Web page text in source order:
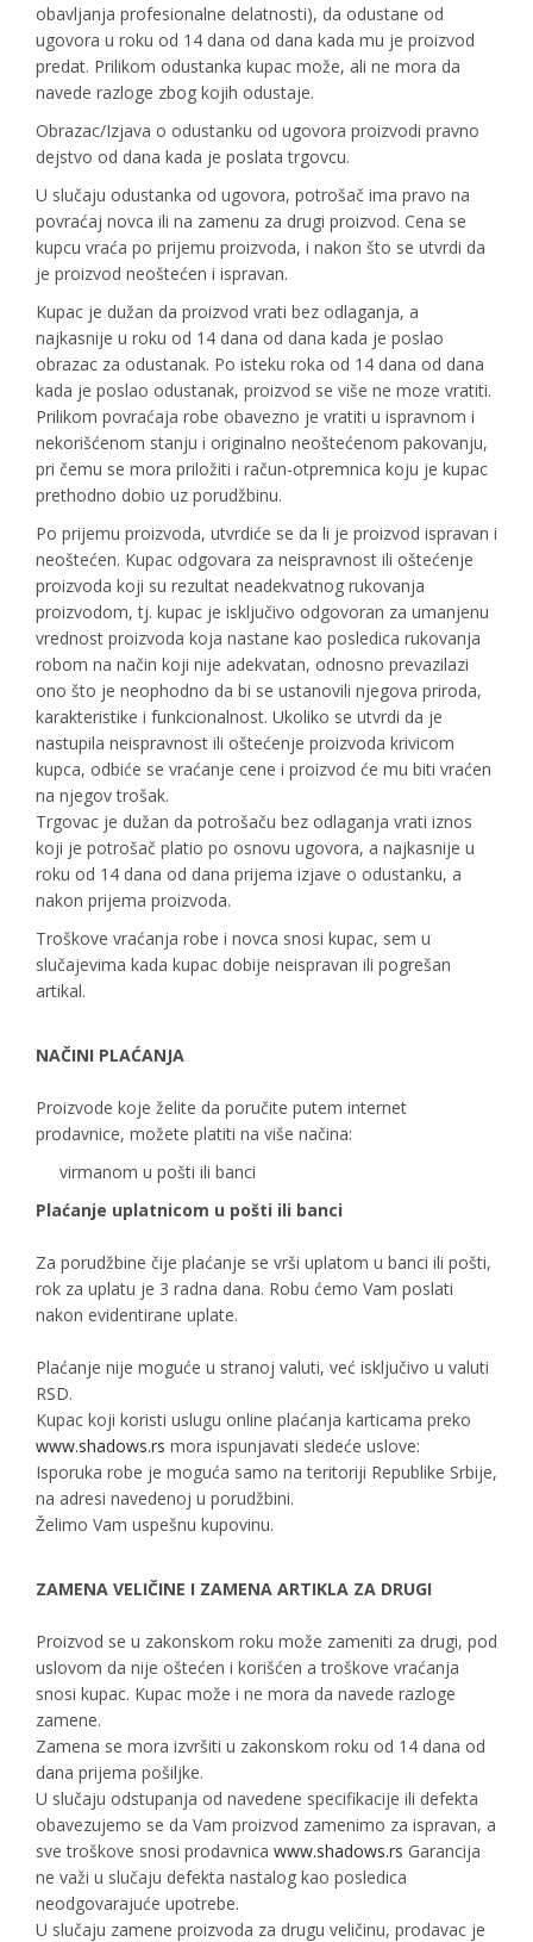
obavljanja profesionalne delatnosti), da odustane od
ugovora u roku od 14 dana od dana kada mu je proizvod
predat. Prilikom odustanka kupac može, ali ne mora da
navede razloge zbog kojih odustaje.
Obrazac/Izjava o odustanku od ugovora proizvodi pravno
dejstvo od dana kada je poslata trgovcu.
U slučaju odustanka od ugovora, potrošač ima pravo na
povraćaj novca ili na zamenu za drugi proizvod. Cena se
kupcu vraća po prijemu proizvoda, i nakon što se utvrdi da
je proizvod neoštećen i ispravan.
Kupac je dužan da proizvod vrati bez odlaganja, a
najkasnije u roku od 14 dana od dana kada je poslao
obrazac za odustanak. Po isteku roka od 14 dana od dana
kada je poslao odustanak, proizvod se više ne moze vratiti.
Prilikom povraćaja robe obavezno je vratiti u ispravnom i
nekorišćenom stanju i originalno neoštećenom pakovanju,
pri čemu se mora priložiti i račun-otpremnica koju je kupac
prethodno dobio uz porudžbinu.
Po prijemu proizvoda, utvrdiće se da li je proizvod ispravan i
neoštećen. Kupac odgovara za neispravnost ili oštećenje
proizvoda koji su rezultat neadekvatnog rukovanja
proizvodom, tj. kupac je isključivo odgovoran za umanjenu
vrednost proizvoda koja nastane kao posledica rukovanja
robom na način koji nije adekvatan, odnosno prevazilazi
ono što je neophodno da bi se ustanovili njegova priroda,
karakteristike i funkcionalnost. Ukoliko se utvrdi da je
nastupila neispravnost ili oštećenje proizvoda krivicom
kupca, odbiće se vraćanje cene i proizvod će mu biti vraćen
na njegov trošak.
Trgovac je dužan da potrošaču bez odlaganja vrati iznos
koji je potrošač platio po osnovu ugovora, a najkasnije u
roku od 14 dana od dana prijema izjave o odustanku, a
nakon prijema proizvoda.
Troškove vraćanja robe i novca snosi kupac, sem u
slučajevima kada kupac dobije neispravan ili pogrešan
artikal.
NAČINI PLAĆANJA
Proizvode koje želite da poručite putem internet
prodavnice, možete platiti na više načina:
virmanom u pošti ili banci
Plaćanje uplatnicom u pošti ili banci
Za porudžbine čije plaćanje se vrši uplatom u banci ili pošti,
rok za uplatu je 3 radna dana. Robu ćemo Vam poslati
nakon evidentirane uplate.
Plaćanje nije moguće u stranoj valuti, već isključivo u valuti
RSD.
Kupac koji koristi uslugu online plaćanja karticama preko
www.shadows.rs mora ispunjavati sledeće uslove:
Isporuka robe je moguća samo na teritoriji Republike Srbije,
na adresi navedenoj u porudžbini.
Želimo Vam uspešnu kupovinu.
ZAMENA VELIČINE I ZAMENA ARTIKLA ZA DRUGI
Proizvod se u zakonskom roku može zameniti za drugi, pod
uslovom da nije oštećen i korišćen a troškove vraćanja
snosi kupac. Kupac može i ne mora da navede razloge
zamene.
Zamena se mora izvršiti u zakonskom roku od 14 dana od
dana prijema pošiljke.
U slučaju odstupanja od navedene specifikacije ili defekta
obavezujemo se da Vam proizvod zamenimo za ispravan, a
sve troškove snosi prodavnica www.shadows.rs Garancija
ne važi u slučaju defekta nastalog kao posledica
neodgovarajuće upotrebe.
U slučaju zamene proizvoda za drugu veličinu, prodavac je